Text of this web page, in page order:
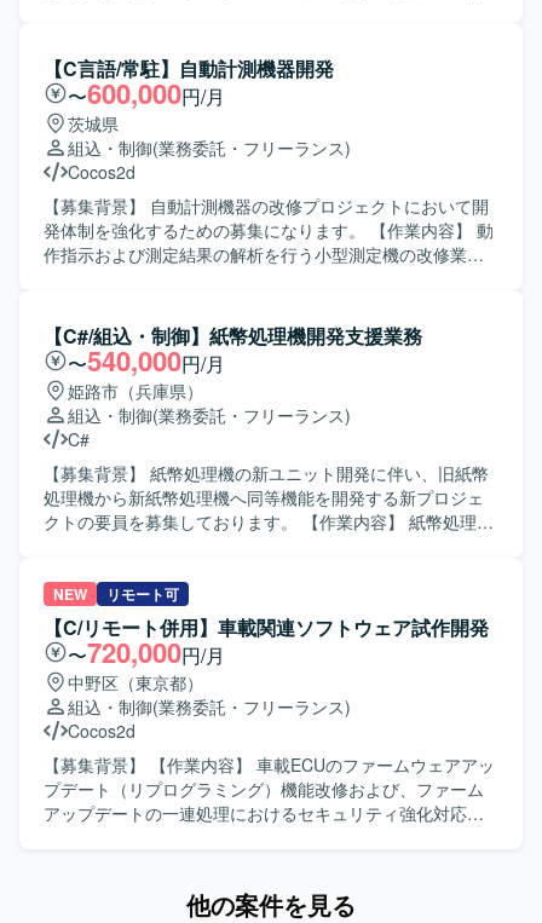
ネットワークや各種通信プロトコルに触れながら、組込み
エンジニアとしての専門性を高めていただけます。 【開発
環境】 開発言語はC言語を用い、対象製品は車載メーター
ECUとなります。通信プロトコルとしてCAN、LIN、車載
Ethernetなどを使用し、V字開発モデルに基づいて開発を進
めております。
ト・評価まで一連の工程を実施していただきます。 【求め
る人物像】 組込開発における基本設計からテストまでを主
体的に担える方を求めています。認証機能など新しい技術
要素にも前向きに取り組み、周囲と協調しながら開発を進
めていただける方が望ましいです。 【ポジションの魅力】
入退館やPOSなど実利用シーンに近い組込端末の開発に携
わることができ、認証技術や組込Linuxに関する知見を深め
ることができます。基本設計から評価まで幅広い工程に関
わることで、上流から下流まで一貫した経験を積むことが
機能を実装・評価していただきます。
【C言語/常駐】自動計測機器開発
〜600,000円/月
茨城県
組込・制御(業務委託・フリーランス)
Cocos2d
【募集背景】 自動計測機器の改修プロジェクトにおいて開
発体制を強化するための募集になります。 【作業内容】 動
作指示および測定結果の解析を行う小型測定機の改修業務
ます。 【求める人物像】 C言語での開発経験を活かしなが
ら、計測機器分野の開発に主体的に取り組んでいただける
方を求めております。設計からテストまで責任感を持って
対応し、チーム内で積極的にコミュニケーションが取れる
方が望ましいです。 【ポジションの魅力】 小型測定機とい
う専門性の高いプロダクトの改修に携わることで、組込み
系および計測機器開発の知見を深めていただけます。上流
工程からテストまで幅広く経験できるため、エンジニアと
してのスキルアップが期待できます。 【開発環境】 C言語
【C#/組込・制御】紙幣処理機開発支援業務
〜540,000円/月
姫路市（兵庫県）
組込・制御(業務委託・フリーランス)
C#
【募集背景】 紙幣処理機の新ユニット開発に伴い、旧紙幣
処理機から新紙幣処理機へ同等機能を開発する新プロジェ
クトの要員を募集しております。 【作業内容】 紙幣処理機
いたターミナルアプリをC#へ置き換える作業は完了してお
り、置き換えたC#のソースに対する再設計や新規機能追加
などの開発フェーズを担当していただきます。作業工程と
しては設計、開発、テストをご担当いただきます。 【求め
る人物像】 設計上の課題を改善できる提案力をお持ちの方
を求めております。客先とのコミュニケーションを取りな
がら、提案やアサーティブコミュニケーションを行い、主
体的に業務を推進していただける方が望ましいです。 【ポ
ジションの魅力】 旧システムから新システムへの移行プロ
ジェクトにおいて、C++からC#へのマイグレーション後の
NEW リモート可
【C/リモート併用】車載関連ソフトウェア試作開発
〜720,000円/月
中野区（東京都）
組込・制御(業務委託・フリーランス)
Cocos2d
【募集背景】 【作業内容】 車載ECUのファームウェアアッ
プデート（リプログラミング）機能改修および、ファーム
アップデートの一連処理におけるセキュリティ強化対応を
像】 報告・連絡・相談および提案を行い、自身の進捗を管
他の案件を見る